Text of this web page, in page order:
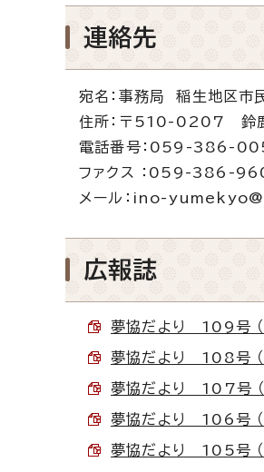
連絡先
宛名：事務局 稲生地区市
住所：〒510-0207 鈴
電話番号：059-386-
ファクス ：059-386-
メール：ino-
広報誌
夢協だより 109号
夢協だより 108号
夢協だより 107号
夢協だより 106号
夢協だより 105号